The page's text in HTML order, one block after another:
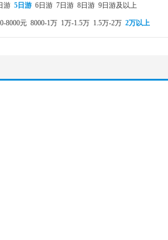
游 5日游 6日游 7日游 8日游 9日游及以上
8000元 8000-1万 1万-1.5万 1.5万-2万 2万以上